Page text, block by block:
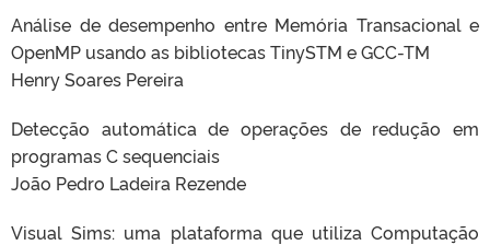
Análise de desempenho entre Memória Transacional e
OpenMP usando as bibliotecas TinySTM e GCC-TM
Henry Soares Pereira
Detecção automática de operações de redução em
programas C sequenciais
João Pedro Ladeira Rezende
Visual Sims: uma plataforma que utiliza Computação